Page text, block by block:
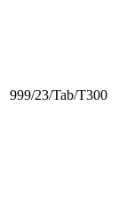
999/23/Tab/T300